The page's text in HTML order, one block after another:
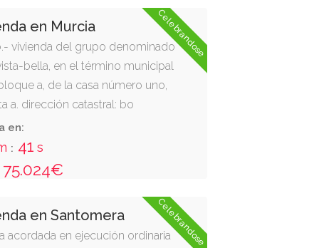
Celebrandose
en Murcia
vivienda del grupo denominado
bella, en el término municipal
a, de la casa número uno,
a. dirección catastral: bo
pl:01 pt:0a e/p/p/ 1/01/0a, c.p.
superficie construida de 50,62
cocina, comedor estar,
cuota 6,372 %.
en:
: 40s
75.024€
Celebrandose
en Santomera
acordada en ejecución ordinaria